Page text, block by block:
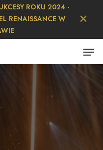
ROKU 2024 -
RENAISSANCE W
Menu
Menu